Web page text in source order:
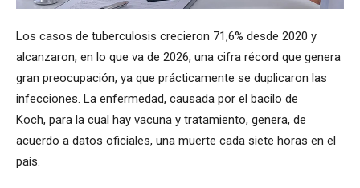
Los casos de tuberculosis crecieron 71,6% desde 2020 y
alcanzaron, en lo que va de 2026, una cifra récord que genera
gran preocupación, ya que prácticamente se duplicaron las
infecciones. La enfermedad, causada por el bacilo de
Koch, para la cual hay vacuna y tratamiento, genera, de
acuerdo a datos oficiales, una muerte cada siete horas en el
país.